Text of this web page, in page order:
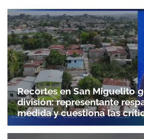
Recortes en San Miguelito
división: representante
medida y cuestiona las